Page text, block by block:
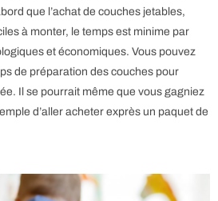
que l’achat de couches jetables,
à monter, le temps est minime par
et économiques. Vous pouvez
de préparation des couches pour
Il se pourrait même que vous gagniez
d’aller acheter exprès un paquet de